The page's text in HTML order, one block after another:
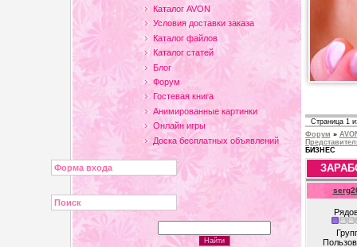
Каталог AVON
Условия доставки заказа
Каталог файлов
Каталог статей
Блог
Форум
Гостевая книга
Анимированные картинки
Онлайн игры
Доска бесплатных объявлений
Форма входа
Поиск
Страница 1
Форум »
БИЗНЕС